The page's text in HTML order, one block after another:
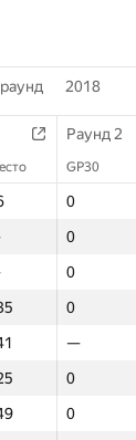
2018
Раунд 2
GP30
0
0
0
0
—
0
0